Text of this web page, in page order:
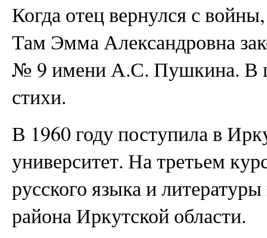
Когда отец вернулся с
Там Эмма Александровна
№ 9 имени А.С. Пушкина. В
стихи.
В 1960 году поступила в
университет. На третьем
русского языка и
района Иркутской области.